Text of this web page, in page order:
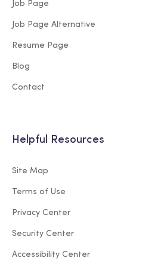
Job Page
Job Page Alternative
Resume Page
Blog
Contact
Helpful Resources
Site Map
Terms of Use
Privacy Center
Security Center
Accessibility Center